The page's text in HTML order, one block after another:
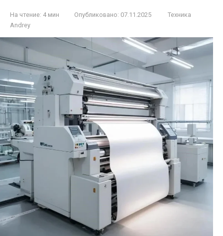
На чтение: 4 мин Опубликовано: 07.11.2025
Техника
Andrey